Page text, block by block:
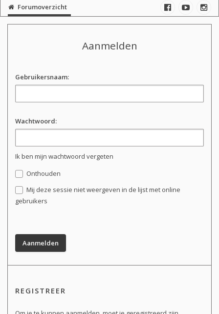
Forumoverzicht
Aanmelden
Gebruikersnaam:
Wachtwoord:
Ik ben mijn wachtwoord vergeten
Onthouden
Mij deze sessie niet weergeven in de lijst met online
gebruikers
REGISTREER